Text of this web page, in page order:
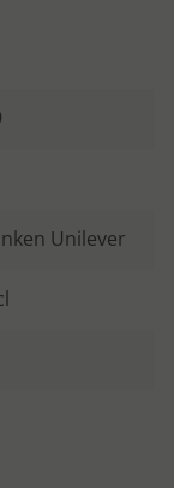
Unilever